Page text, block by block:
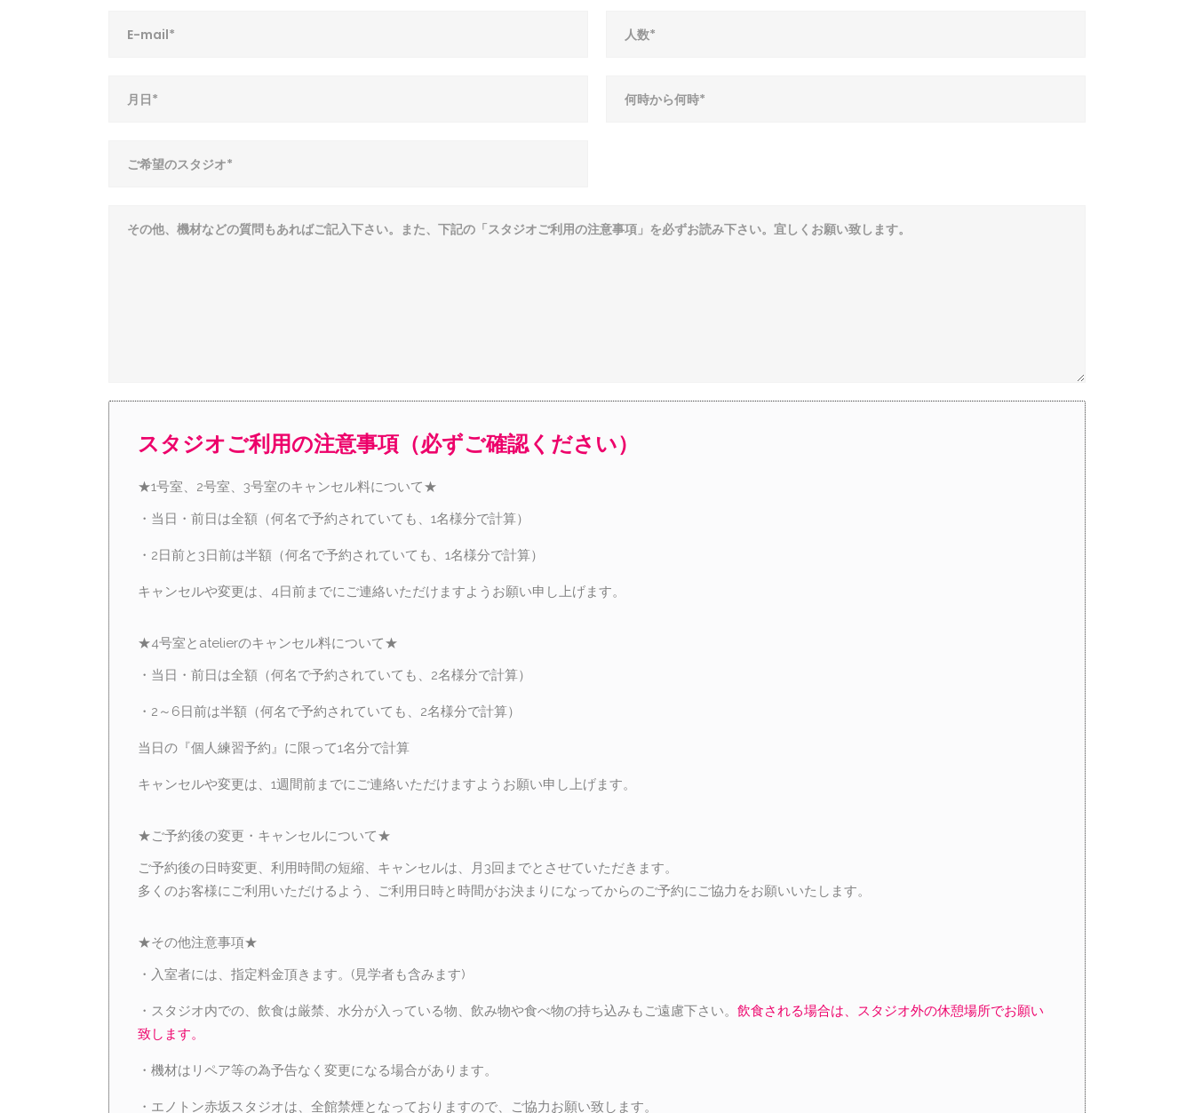
スタジオご利用の注意事項（必ずご確認ください）
★1号室、2号室、3号室のキャンセル料について★
・当日・前日は全額（何名で予約されていても、1名様分で計算）
・2日前と3日前は半額（何名で予約されていても、1名様分で計算）
キャンセルや変更は、4日前までにご連絡いただけますようお願い申し上げます。
★4号室とatelierのキャンセル料について★
・当日・前日は全額（何名で予約されていても、2名様分で計算）
・2～6日前は半額（何名で予約されていても、2名様分で計算）
当日の『個人練習予約』に限って1名分で計算
キャンセルや変更は、1週間前までにご連絡いただけますようお願い申し上げます。
★ご予約後の変更・キャンセルについて★
ご予約後の日時変更、利用時間の短縮、キャンセルは、月3回までとさせていただきます。
多くのお客様にご利用いただけるよう、ご利用日時と時間がお決まりになってからのご予約にご協力をお願いいたします。
★その他注意事項★
・入室者には、指定料金頂きます。(見学者も含みます)
・スタジオ内での、飲食は厳禁、水分が入っている物、飲み物や食べ物の持ち込みもご遠慮下さい。 飲食される場合は、スタジオ外の休憩場所でお願い
致します。
・機材はリペア等の為予告なく変更になる場合があります。
・エノトン赤坂スタジオは、全館禁煙となっておりますので、ご協力お願い致します。